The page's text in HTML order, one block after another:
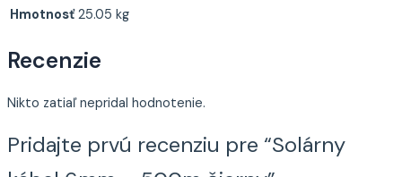
Hmotnosť 25.05 kg
Recenzie
Nikto zatiaľ nepridal hodnotenie.
Pridajte prvú recenziu pre “Solárny